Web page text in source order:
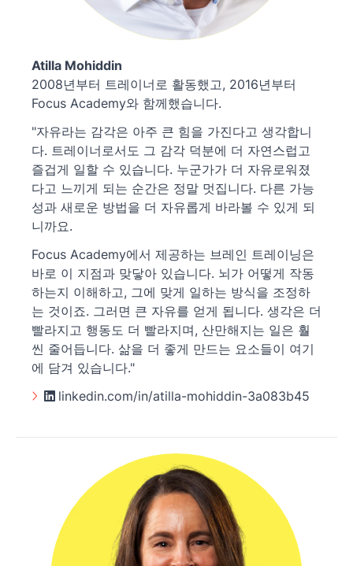
Atilla Mohiddin
2008년부터 트레이너로 활동했고, 2016년부터
Focus Academy와 함께했습니다.
"자유라는 감각은 아주 큰 힘을 가진다고 생각합니
다. 트레이너로서도 그 감각 덕분에 더 자연스럽고
즐겁게 일할 수 있습니다. 누군가가 더 자유로워졌
다고 느끼게 되는 순간은 정말 멋집니다. 다른 가능
성과 새로운 방법을 더 자유롭게 바라볼 수 있게 되
니까요.
Focus Academy에서 제공하는 브레인 트레이닝은
바로 이 지점과 맞닿아 있습니다. 뇌가 어떻게 작동
하는지 이해하고, 그에 맞게 일하는 방식을 조정하
는 것이죠. 그러면 큰 자유를 얻게 됩니다. 생각은 더
빨라지고 행동도 더 빨라지며, 산만해지는 일은 훨
씬 줄어듭니다. 삶을 더 좋게 만드는 요소들이 여기
에 담겨 있습니다."
linkedin.com/in/atilla-mohiddin-3a083b45